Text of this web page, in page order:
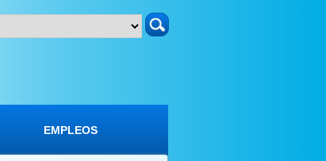
search
EMPLEOS